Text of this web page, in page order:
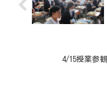
4/15授業参